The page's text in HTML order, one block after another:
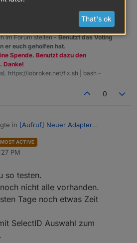
dafür gesucht.
im Forum stellen -Benutzt das Voting
er euch geholfen hat.
Spende. Benutzt dazu den
Danke!
https://iobroker.net/fix.sh | bash -
0
in [Aufruf] Neuer Adapter
schau mal das wäre jetzt so meine
schon live testen?
groß genug
in [Aufruf] Neuer Adapter
:
dazwischen, wird die sunrise Zeit
Automatik?
MOST ACTIVE
PM
so testen.
nicht alle vorhanden.
Tage noch etwas Zeit
SelectID Auswahl zum
That's ok